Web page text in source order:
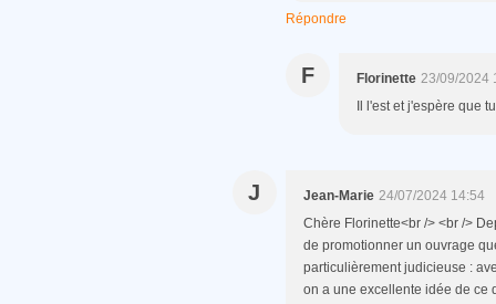
Répondre
F Florinette 23/09/2024
Il l'est et j'espère que
J Jean-Marie 24/07/2024 14:54
Chère Florinette<br /> <br />
de promotionner un ouvrage
particulièrement judicieuse :
on a une excellente idée de ce